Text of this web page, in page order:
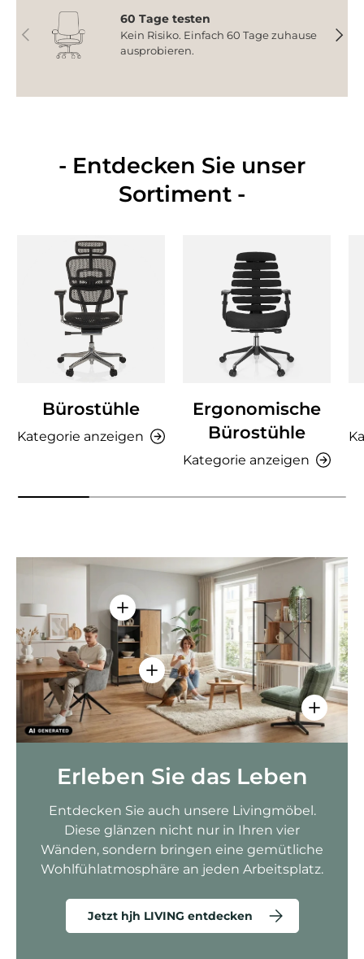
Vorherige
60 Tage testen
Kein Risiko. Einfach 60 Tage zuhause
ausprobieren.
- Entdecken Sie unser
Sortiment -
Bürostühle
Kategorie anzeigen
Ergonomische
Bürostühle
Kategorie anzeigen
Einzelheiten anzeigen - AMIO H -
Einzelheiten anzeigen - Sitzolo 2
Erleben Sie das Leben
Entdecken Sie auch unsere Livingmöbel.
Diese glänzen nicht nur in Ihren vier
Wänden, sondern bringen eine gemütliche
Wohlfühlatmosphäre an jeden Arbeitsplatz.
Jetzt hjh LIVING entdecken